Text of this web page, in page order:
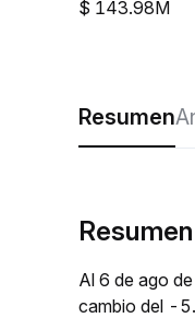
143.98M
Resumen
Al 6 de ago
cambio del -